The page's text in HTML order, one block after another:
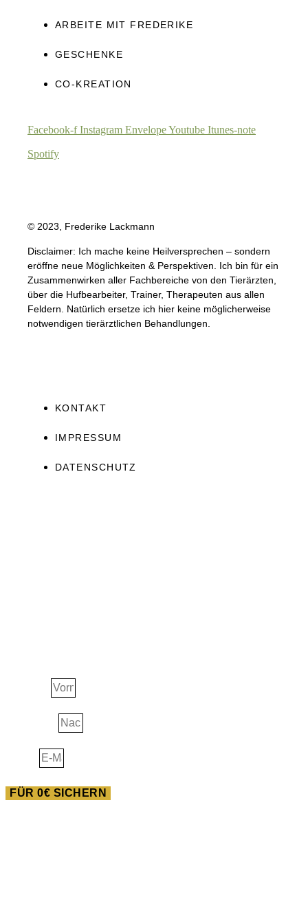
ARBEITE MIT FREDERIKE
GESCHENKE
CO-KREATION
Facebook-f Instagram EnvelopeYoutube Itunes-note
Spotify
© 2023, Frederike Lackmann
Disclaimer: Ich mache keine Heilversprechen – sondern
eröffne neue Möglichkeiten & Perspektiven. Ich bin für ein
Zusammenwirken aller Fachbereiche von den Tierärzten,
über die Hufbearbeiter, Trainer, Therapeuten aus allen
Feldern. Natürlich ersetze ich hier keine möglicherweise
notwendigen tierärztlichen Behandlungen.
KONTAKT
IMPRESSUM
DATENSCHUTZ
FÜR 0€ SICHERN